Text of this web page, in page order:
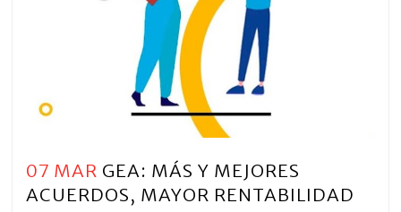
07 MAR GEA: MÁS Y MEJORES
ACUERDOS, MAYOR RENTABILIDAD